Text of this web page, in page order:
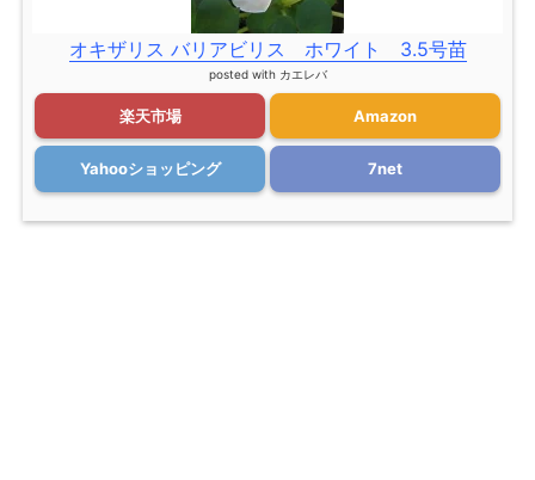
オキザリス バリアビリス ホワイト 3.5号苗
posted with カエレバ
楽天市場 Amazon
Yahooショッピング 7net